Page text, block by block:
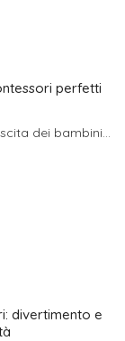
perfetti
dei bambini...
divertimento e